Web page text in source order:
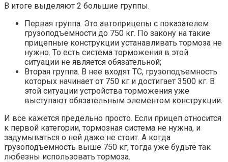
В итоге выделяют 2 большие группы.
Первая группа. Это автоприцепы с показателем
грузоподъемности до 750 кг. По закону на такие
прицепные конструкции устанавливать тормоза не
нужно. То есть система торможения в этой
ситуации не является обязательной;
Вторая группа. В нее входят ТС, грузоподъемность
которых начинает от 750 кг и достигает 3500 кг. В
этой ситуации устройства торможения уже
выступают обязательным элементом конструкции.
И все кажется предельно просто. Если прицеп относится
к первой категории, тормозная система не нужна, и
задумываться о ней даже не стоит. А когда
грузоподъемность выше 750 кг, тогда уже будьте так
любезны использовать тормоза.